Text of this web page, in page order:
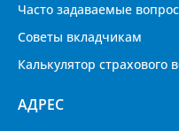
Часто задаваемые
Советы вкладчикам
Калькулятор страхового
АДРЕС